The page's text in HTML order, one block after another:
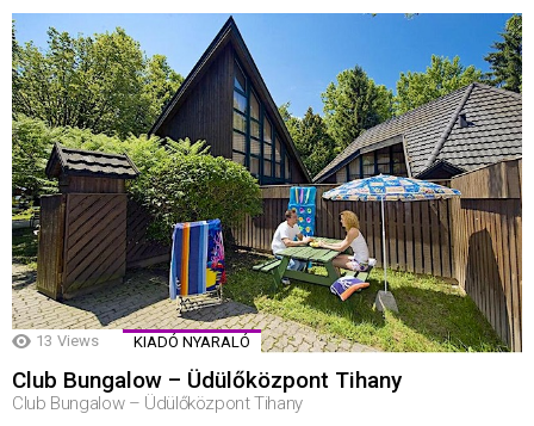
13 Views KIADÓ NYARALÓ
Club Bungalow – Üdülőközpont Tihany
Club Bungalow – Üdülőközpont Tihany